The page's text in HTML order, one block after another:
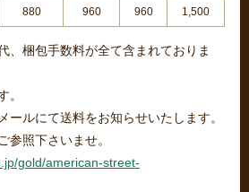
880 960 960 1,500
、梱包手数料が全て含まれておりま
。
ルにて送料をお知らせいたします。
参照下さいませ。
gold/american-street-